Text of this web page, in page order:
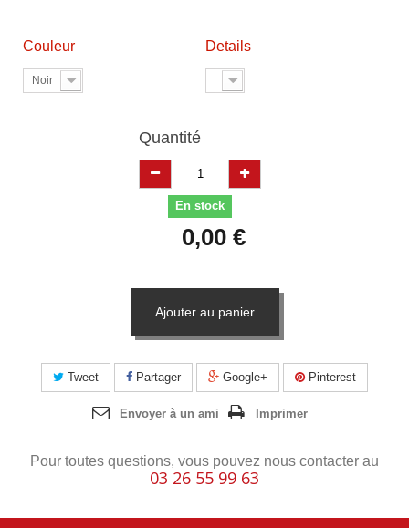
Couleur
Noir
Details
Quantité
En stock
0,00 €
Ajouter au panier
Tweet Partager Google+ Pinterest
Envoyer à un ami Imprimer
Pour toutes questions, vous pouvez nous contacter au
03 26 55 99 63